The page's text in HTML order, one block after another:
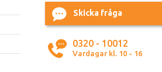
Skicka fråga
0320 - 10012
Vardagar kl. 10 - 16